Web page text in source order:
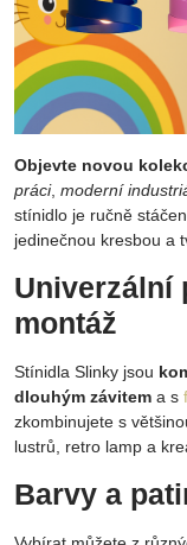
Objevte novou
práci, moderní
stínidlo je ručně
jedinečnou kresbou a
Univerzální
montáž
Stínidla Slinky jsou
dlouhým závitem a s
zkombinujete s
lustrů, retro lamp a
Barvy a